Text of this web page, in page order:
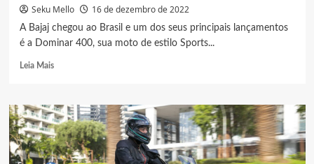
Seku Mello 16 de dezembro de 2022
A Bajaj chegou ao Brasil e um dos seus principais lançamentos
é a Dominar 400, sua moto de estilo Sports...
Leia MaisRead
Bajaj
Dominar
400
no
Brasil,